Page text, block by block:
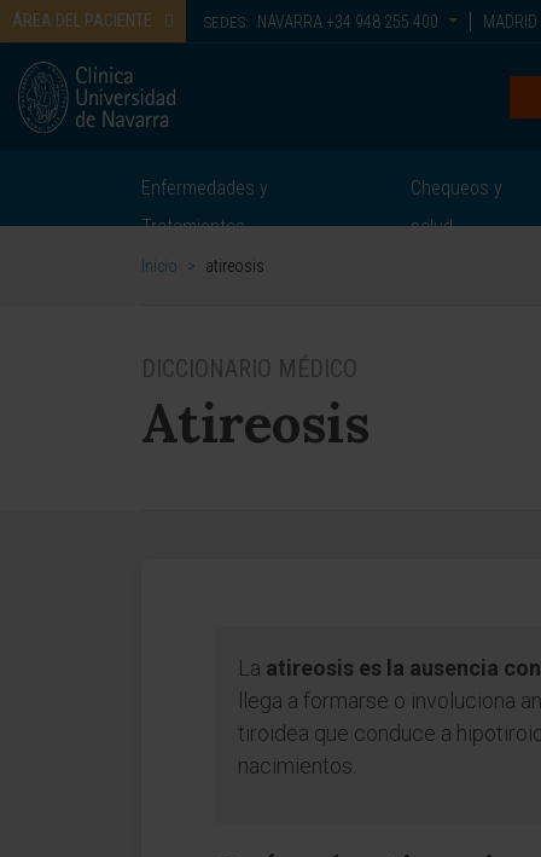
ÁREA DEL PACIENTE SEDES: NAVARRA +34 948 255 400 MADRID
Enfermedades y
Tratamientos
Chequeos y
salud
Inicio > atireosis
DICCIONARIO MÉDICO
Atireosis
La atireosis es la ausencia
llega a formarse o involuciona
tiroidea que conduce a
nacimientos.